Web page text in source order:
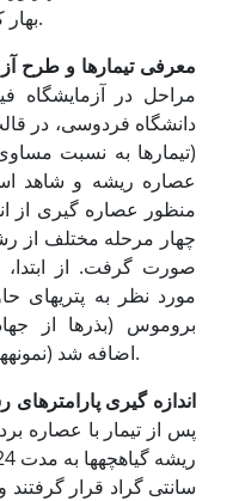
بهار کیش به صورت تصادفی انجام شد.
معرفی تیمارها و طرح
مراحل در آزمایشگاه
(تیمارها به نسبت
منظور عصاره گیری از
چهار مرحله مختلف از
بروموس (بذرها از
اضافه شد (نمونه­های شاهد با آب مقطر تیمار شدند).
اندازه گیری پارامترهای
پس از تیمار با عصاره
سانتی گراد قرار